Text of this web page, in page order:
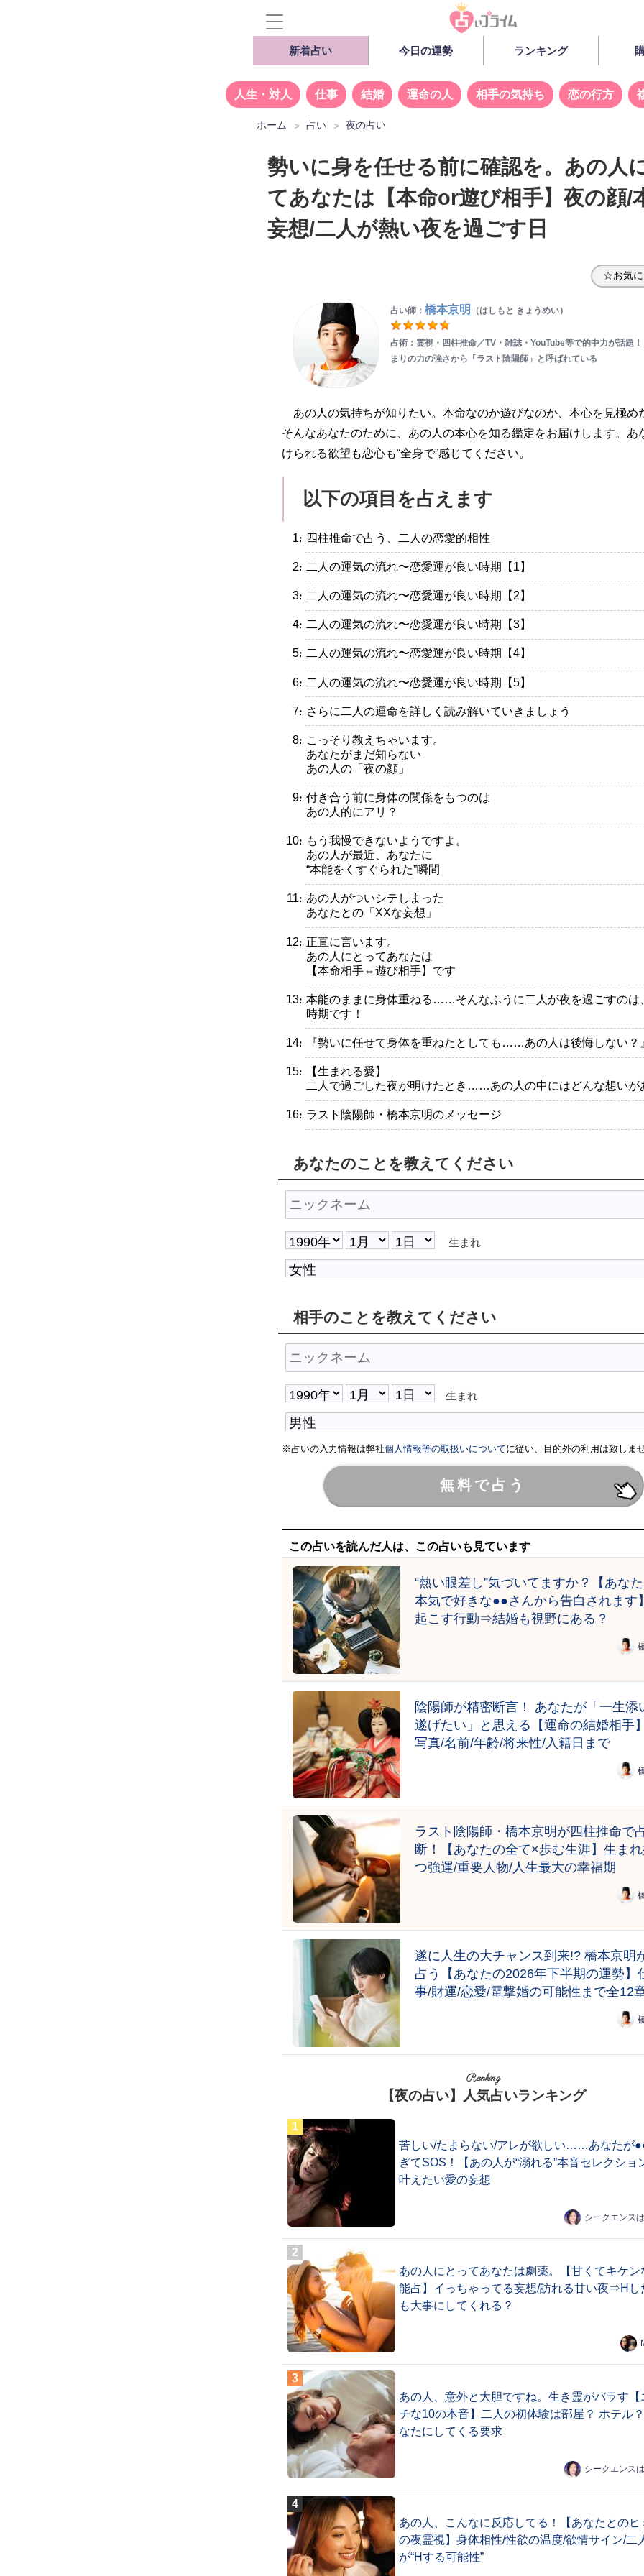
新着占い 今日の運勢 ランキング
人生・対人 仕事 結婚 運命の人 相手の気持ち 恋の行方
ホーム 占い 夜の占い
勢いに身を任せる前に確認を。あの人
てあなたは【本命or遊び相手】夜の顔/
妄想/二人が熱い夜を過ごす日
☆お気に
占い師： 橋本京明 （はしもと きょうめい）
占術：霊視・四柱推命／TV・雑誌・YouTube等で的中力が話題
まりの力の強さから「ラスト陰陽師」と呼ばれている
あの人の気持ちが知りたい。本命なのか遊びなのか、本心を見極
そんなあなたのために、あの人の本心を知る鑑定をお届けします。あ
けられる欲望も恋心も“全身で”感じてください。
以下の項目を占えます
・四柱推命で占う、二人の恋愛的相性
・二人の運気の流れ〜恋愛運が良い時期【1】
・二人の運気の流れ〜恋愛運が良い時期【2】
・二人の運気の流れ〜恋愛運が良い時期【3】
・二人の運気の流れ〜恋愛運が良い時期【4】
・二人の運気の流れ〜恋愛運が良い時期【5】
・さらに二人の運命を詳しく読み解いていきましょう
・こっそり教えちゃいます。
あなたがまだ知らない
あの人の「夜の顔」
・付き合う前に身体の関係をもつのは
あの人的にアリ？
・もう我慢できないようですよ。
あの人が最近、あなたに
“本能をくすぐられた”瞬間
・あの人がついシテしまった
あなたとの「XXな妄想」
・正直に言います。
あの人にとってあなたは
【本命相手⇔遊び相手】です
・本能のままに身体重ねる……そんなふうに二人が夜を過ごすのは
時期です！
・『勢いに任せて身体を重ねたとしても……あの人は後悔しない？
・【生まれる愛】
二人で過ごした夜が明けたとき……あの人の中にはどんな想いが
・ラスト陰陽師・橋本京明のメッセージ
あなたのことを教えてください
生まれ
相手のことを教えてください
生まれ
※占いの入力情報は弊社個人情報等の取扱いについてに従い、目的外の利用は致しませ
この占いを読んだ人は、この占いも見ています
“熱い眼差し”気づいてますか？【あな
本気で好きな●●さんから告白されます】
起こす行動⇒結婚も視野にある？
陰陽師が精密断言！ あなたが「一生添
遂げたい」と思える【運命の結婚相手
写真/名前/年齢/将来性/入籍日まで
ラスト陰陽師・橋本京明が四柱推命で
断！【あなたの全て×歩む生涯】生ま
つ強運/重要人物/人生最大の幸福期
遂に人生の大チャンス到来!? 橋本京明
占う【あなたの2026年下半期の運勢】
事/財運/恋愛/電撃婚の可能性まで全12
Ranking
【夜の占い】人気占いランキング
苦しい/たまらない/アレが欲しい……あなたが
ぎてSOS！【あの人が“溺れる”本音セレクショ
叶えたい愛の妄想
シークエンス
あの人にとってあなたは劇薬。【甘くてキケン
能占】イっちゃってる妄想/訪れる甘い夜⇒Hし
も大事にしてくれる？
あの人、意外と大胆ですね。生き霊がバラす【
チな10の本音】二人の初体験は部屋？ ホテル
なたにしてくる要求
シークエンス
あの人、こんなに反応してる！【あなたとのヒ
の夜霊視】身体相性/性欲の温度/欲情サイン/二
が“Hする可能性”